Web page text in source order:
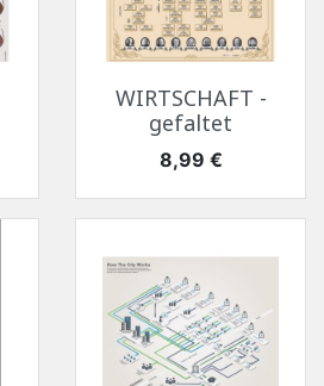
WIRTSCHAFT -
gefaltet
Preis
8,99 €